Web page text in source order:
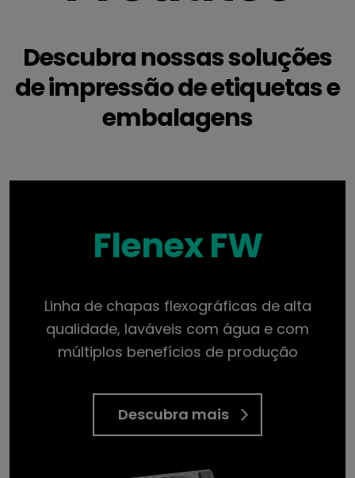
Descubra nossas soluções
de impressão de etiquetas e
embalagens
Flenex FW
Linha de chapas flexográficas de alta
qualidade, laváveis com água e com
múltiplos benefícios de produção
Descubra mais